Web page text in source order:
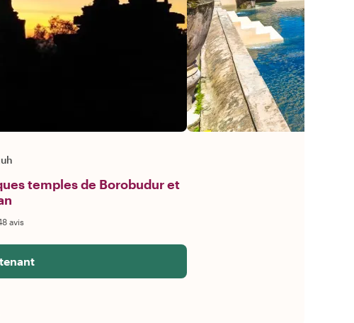
temples de Borobudur et
avis